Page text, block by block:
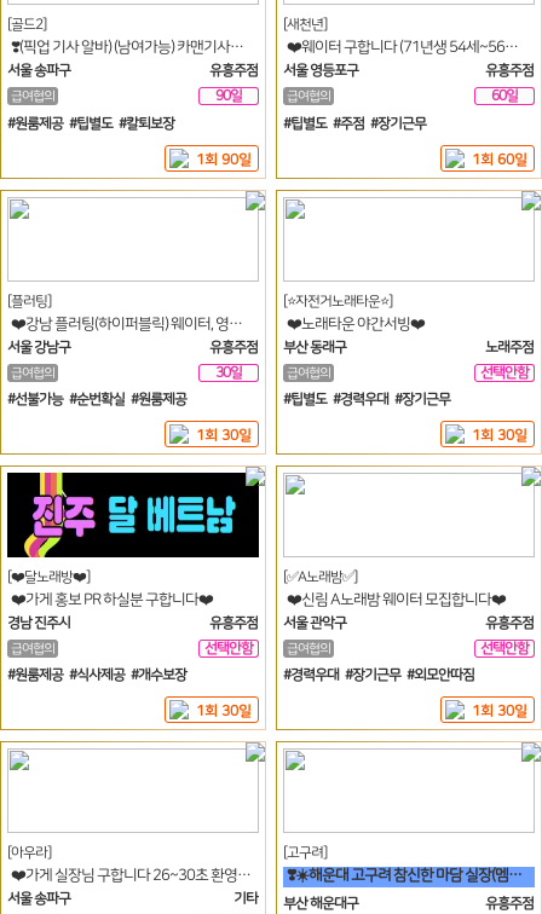
[골드2]
❣️(픽업 기사 알바) (남여가능) 카맨기사알바 안정적으로 월급받으면서 편하게 일하실분 오세요. ❣️
서울 송파구
유흥주점
급여협의
90일
#원룸제공 #팁별도 #칼퇴보장
1회 90일
[새천년]
❤️웨이터 구합니다 (71년생 54세~56세 까지 구합니다)❤️
서울 영등포구
유흥주점
급여협의
60일
#팁별도 #주점 #장기근무
1회 60일
[플러팅]
❤️강남 플러팅(하이퍼블릭) 웨이터, 영업진 모집합니다.❤️
서울 강남구
유흥주점
급여협의
30일
#선불가능 #순번확실 #원룸제공
1회 30일
[⭐️자전거노래타운⭐️]
❤️노래타운 야간서빙❤️
부산 동래구
노래주점
급여협의
선택안함
일
#팁별도 #경력우대 #장기근무
1회 30일
[❤️달노래방❤️]
❤️가게 홍보 PR 하실분 구합니다❤️
경남 진주시
유흥주점
급여협의
선택안함
#원룸제공 #식사제공 #개수보장
1회 30일
[✅A노래밤✅]
❤️신림 A노래밤 웨이터 모집합니다❤️
서울 관악구
유흥주점
급여협의
선택안함
#경력우대 #장기근무 #외모안따짐
1회 30일
[아우라]
❤️가게 실장님 구합니다 26~30초 환영^^❤️
서울 송파구
기타
[고구려]
❣️☀️해운대 고구려 참신한 마담 실장(멤버) 영업진 구좌 사장님모심☀️❣️
부산 해운대구
유흥주점